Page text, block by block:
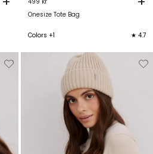
Onesize Tote Bag
Colors +1 ★ 4.7
Toevoegen
Verwijderen